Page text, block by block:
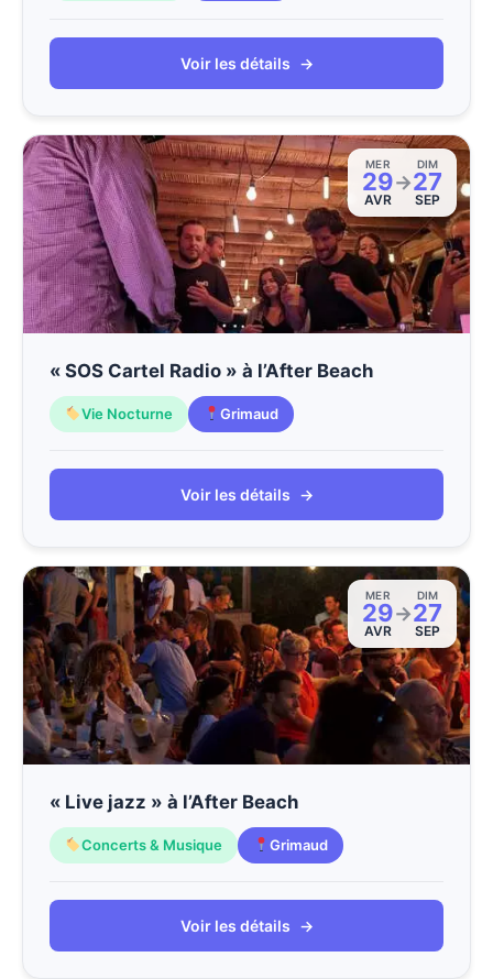
Voir les détails →
MER
29
AVR
→
DIM
27
SEP
« SOS Cartel Radio » à l’After Beach
Vie Nocturne Grimaud
Voir les détails →
MER
29
AVR
→
DIM
27
SEP
« Live jazz » à l’After Beach
Concerts & Musique Grimaud
Voir les détails →